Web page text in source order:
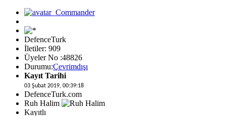
DefenceTurk
İletiler: 909
Üyeler No :48826
Durumu:Çevrimdışı
Kayıt Tarihi
03 Şubat 2019, 00:39:18
DefenceTurk.com
Ruh Halim
Kayıtlı